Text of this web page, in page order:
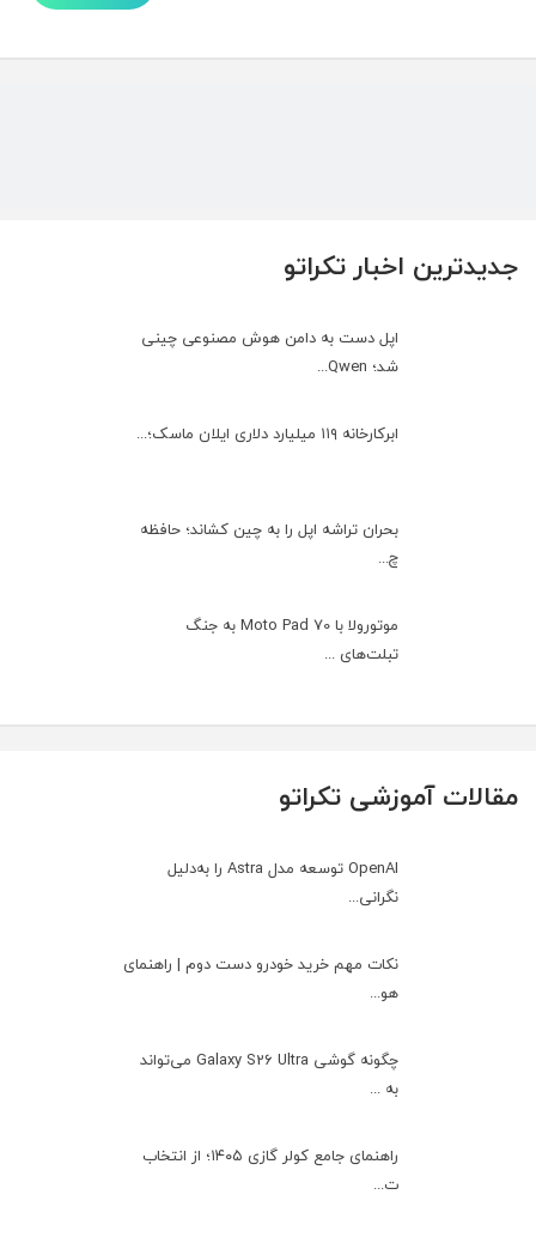
جدیدترین اخبار تکراتو
اپل دست به دامن هوش مصنوعی چینی
شد؛ Qwen...
ابرکارخانه ۱۱۹ میلیارد دلاری ایلان ماسک؛...
بحران تراشه اپل را به چین کشاند؛ حافظه
چ...
موتورولا با Moto Pad 70 به جنگ
تبلت‌های ...
مقالات آموزشی تکراتو
OpenAI توسعه مدل Astra را به‌دلیل
نگرانی...
نکات مهم خرید خودرو دست دوم | راهنمای
هو...
چگونه گوشی Galaxy S26 Ultra می‌تواند
به ...
راهنمای جامع کولر گازی ۱۴۰۵؛ از انتخاب
ت...